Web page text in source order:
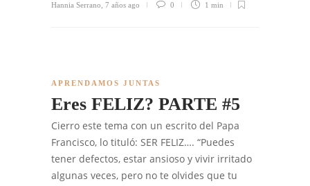
Hannia Serrano 7 años ago 0 1 min
APRENDAMOS JUNTAS
Eres FELIZ? PARTE #5
Cierro este tema con un escrito del Papa
Francisco, lo tituló: SER FELIZ…. “Puedes
tener defectos, estar ansioso y vivir irritado
algunas veces, pero no te olvides que tu